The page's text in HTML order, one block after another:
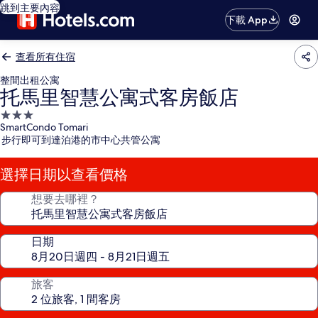
跳到主要內容
下載 App
查看所有住宿
整間出租公寓
托馬里智慧公寓式客房飯店
3.0
星
級
住
宿
SmartCondo Tomari
步行即可到達泊港的市中心共管公寓
選擇日期以查看價格
想要去哪裡？
日期
旅客